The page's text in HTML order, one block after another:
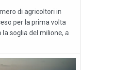
di agricoltori in
per la prima volta
soglia del milione, a